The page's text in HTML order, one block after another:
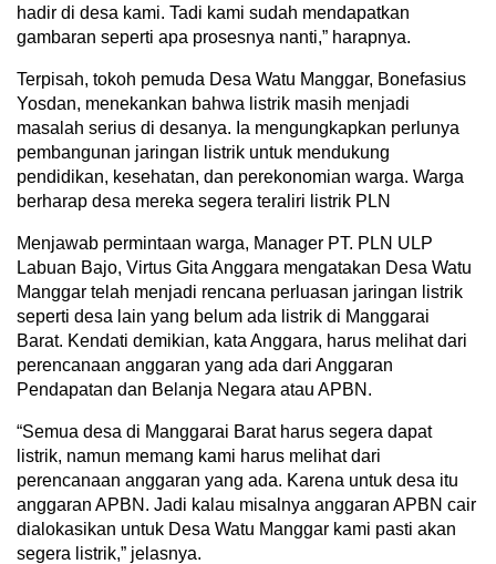
hadir di desa kami. Tadi kami sudah mendapatkan
gambaran seperti apa prosesnya nanti,” harapnya.
Terpisah, tokoh pemuda Desa Watu Manggar, Bonefasius
Yosdan, menekankan bahwa listrik masih menjadi
masalah serius di desanya. Ia mengungkapkan perlunya
pembangunan jaringan listrik untuk mendukung
pendidikan, kesehatan, dan perekonomian warga. Warga
berharap desa mereka segera teraliri listrik PLN
Menjawab permintaan warga, Manager PT. PLN ULP
Labuan Bajo, Virtus Gita Anggara mengatakan Desa Watu
Manggar telah menjadi rencana perluasan jaringan listrik
seperti desa lain yang belum ada listrik di Manggarai
Barat. Kendati demikian, kata Anggara, harus melihat dari
perencanaan anggaran yang ada dari Anggaran
Pendapatan dan Belanja Negara atau APBN.
“Semua desa di Manggarai Barat harus segera dapat
listrik, namun memang kami harus melihat dari
perencanaan anggaran yang ada. Karena untuk desa itu
anggaran APBN. Jadi kalau misalnya anggaran APBN cair
dialokasikan untuk Desa Watu Manggar kami pasti akan
segera listrik,” jelasnya.